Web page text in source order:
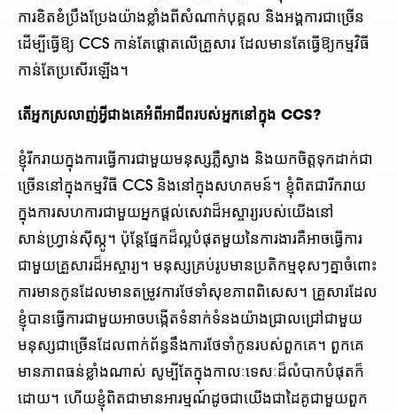
ការខិតខំប្រឹងប្រែងយ៉ាងខ្លាំងពីសំណាក់បុគ្គល និងអង្គការជាច្រើន
ដើម្បីធ្វើឱ្យ CCS កាន់តែផ្តោតលើគ្រួសារ ដែលមានតែធ្វើឱ្យកម្មវិធី
កាន់តែប្រសើរឡើង។
តើអ្នកស្រលាញ់អ្វីជាងគេអំពីអាជីពរបស់អ្នកនៅក្នុង CCS?
ខ្ញុំរីករាយក្នុងការធ្វើការជាមួយមនុស្សភ្លឺស្វាង និងយកចិត្តទុកដាក់ជា
ច្រើននៅក្នុងកម្មវិធី CCS និងនៅក្នុងសហគមន៍។ ខ្ញុំពិតជារីករាយ
ក្នុងការសហការជាមួយអ្នកផ្តល់សេវាដ៏អស្ចារ្យរបស់យើងនៅ
សាន់ហ្វ្រាន់ស៊ីស្កូ។ ប៉ុន្តែផ្នែកដ៏ល្អបំផុតមួយនៃការងារគឺអាចធ្វើការ
ជាមួយគ្រួសារដ៏អស្ចារ្យ។ មនុស្សគ្រប់រូបមានប្រតិកម្មខុសៗគ្នាចំពោះ
ការមានកូនដែលមានតម្រូវការថែទាំសុខភាពពិសេស។ គ្រួសារដែល
ខ្ញុំបានធ្វើការជាមួយអាចបង្កើតទំនាក់ទំនងយ៉ាងជ្រាលជ្រៅជាមួយ
មនុស្សជាច្រើនដែលពាក់ព័ន្ធនឹងការថែទាំកូនរបស់ពួកគេ។ ពួក​គេ​
មាន​ភាព​ធន់​ខ្លាំង​ណាស់ សូម្បី​តែ​ក្នុង​កាលៈទេសៈ​ដ៏​លំបាក​បំផុត​ក៏​
ដោយ។ ហើយ​ខ្ញុំ​ពិត​ជា​មាន​អារម្មណ៍​ដូច​ជា​យើង​ជា​ដៃ​គូ​ជាមួយ​ពួក​